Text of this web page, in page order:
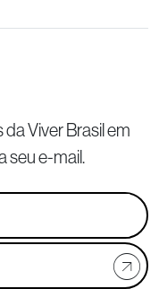
Viver Brasil em
seu e-mail.